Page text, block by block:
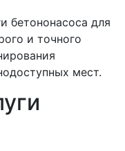
бетононасоса для
и точного
мест.